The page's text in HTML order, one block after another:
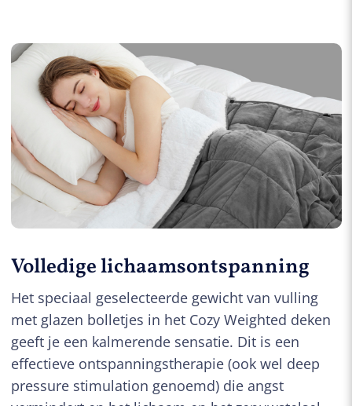
Volledige lichaamsontspanning
Het speciaal geselecteerde gewicht van vulling
met glazen bolletjes in het Cozy Weighted deken
geeft je een kalmerende sensatie. Dit is een
effectieve ontspanningstherapie (ook wel deep
pressure stimulation genoemd) die angst